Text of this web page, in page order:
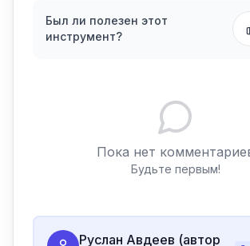
Был ли полезен этот
инструмент?
Пока нет
Будьте первым!
Руслан Авдеев (автор